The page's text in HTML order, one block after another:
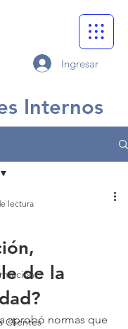
Ingresar
Internos
Clientes
de la
lectura
aprobó normas que